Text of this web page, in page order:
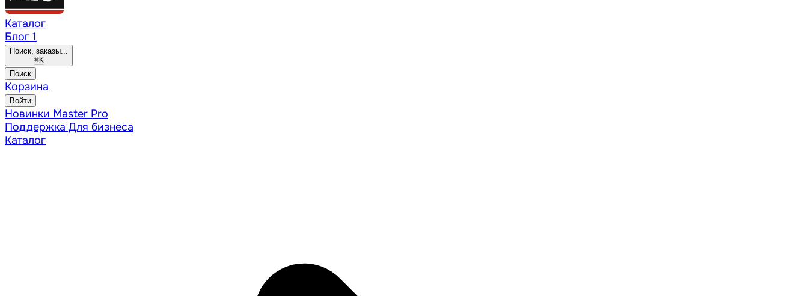
Каталог
Блог 1
Поиск, заказы...
⌘K
Поиск
Корзина
Войти
Новинки Master Pro
Поддержка Для бизнеса
Каталог